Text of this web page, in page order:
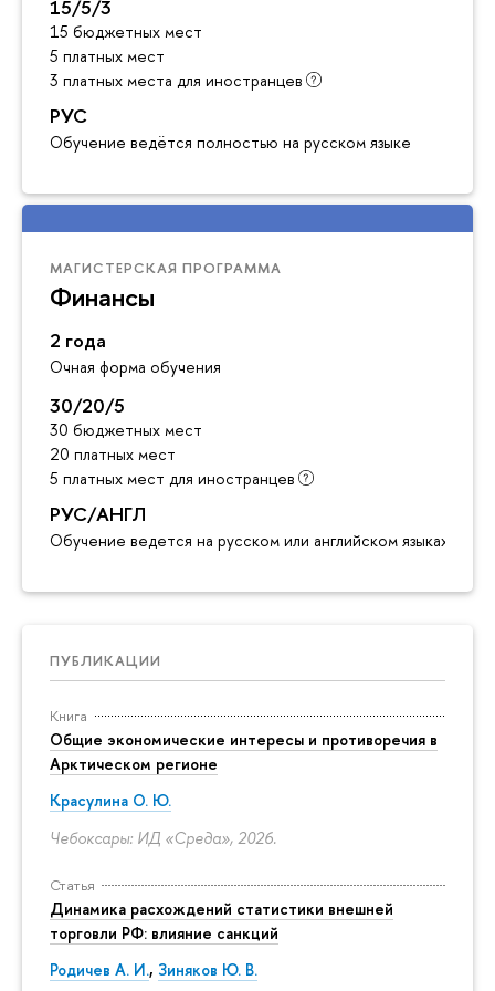
15/5/3
15 бюджетных мест
5 платных мест
3 платных места для иностранцев
РУС
Обучение ведётся полностью на русском языке
МАГИСТЕРСКАЯ ПРОГРАММА
Финансы
2 года
Очная форма обучения
30/20/5
30 бюджетных мест
20 платных мест
5 платных мест для иностранцев
РУС/АНГЛ
Обучение ведется на русском или английском языках
ПУБЛИКАЦИИ
Книга
Общие экономические интересы и противоречия в
Арктическом регионе
Красулина О. Ю.
Чебоксары: ИД «Среда», 2026.
Статья
Динамика расхождений статистики внешней
торговли РФ: влияние санкций
Родичев А. И., Зиняков Ю. В.